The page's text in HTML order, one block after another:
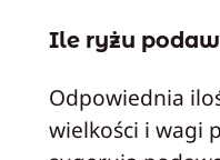
Ile ryżu
Odpowiednia
wielkości i wagi